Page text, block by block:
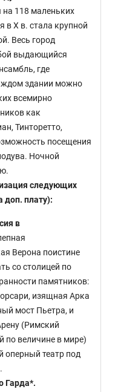
118 маленьких
в X в. стала крупной
Весь город
выдающийся
где
здании можно
всемирно
как
Тинторетто,
посещения
Ночной
следующих
доп. плату):
в
Верона поистине
со столицей по
памятников:
изящная Арка
мост Пьетра, и
(Римский
по величине в мире)
театр под
Гарда*.